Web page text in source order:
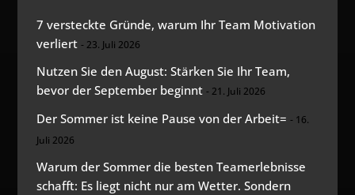
7 versteckte Gründe, warum Ihr Team Motivation
verliert
23. Juli 2026
Nutzen Sie den August: Stärken Sie Ihr Team,
bevor der September beginnt
21. Juli 2026
Der Sommer ist keine Pause von der Arbeit=
16.
Juli 2026
Warum der Sommer die besten Teamerlebnisse
schafft: Es liegt nicht nur am Wetter. Sondern